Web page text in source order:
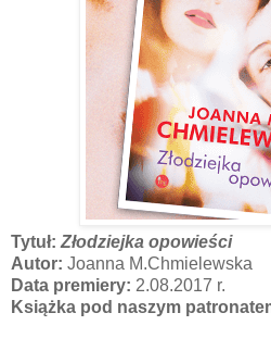
Tytuł: Złodziejka opowieści
Autor: Joanna M.Chmielewska
Data premiery: 2.08.2017 r.
Książka pod naszym